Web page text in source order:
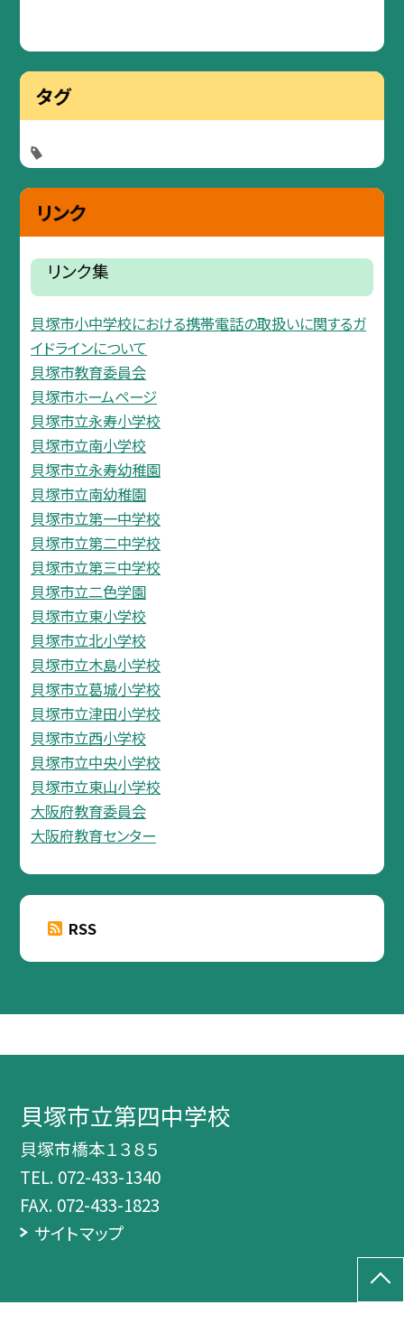
タグ
リンク
リンク集
貝塚市小中学校における携帯電話の取扱いに関するガ
イドラインについて
貝塚市教育委員会
貝塚市ホームページ
貝塚市立永寿小学校
貝塚市立南小学校
貝塚市立永寿幼稚園
貝塚市立南幼稚園
貝塚市立第一中学校
貝塚市立第二中学校
貝塚市立第三中学校
貝塚市立二色学園
貝塚市立東小学校
貝塚市立北小学校
貝塚市立木島小学校
貝塚市立葛城小学校
貝塚市立津田小学校
貝塚市立西小学校
貝塚市立中央小学校
貝塚市立東山小学校
大阪府教育委員会
大阪府教育センター
RSS
貝塚市立第四中学校
貝塚市橋本１３８５
TEL. 072-433-1340
FAX. 072-433-1823
サイトマップ